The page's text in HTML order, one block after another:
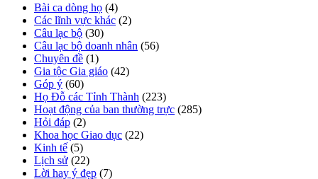
Bài ca dòng họ (4)
Các lĩnh vực khác (2)
Câu lạc bộ (30)
Câu lạc bộ doanh nhân (56)
Chuyên đề (1)
Gia tộc Gia giáo (42)
Góp ý (60)
Họ Đỗ các Tỉnh Thành (223)
Hoạt động của ban thường trực (285)
Hỏi đáp (2)
Khoa học Giao dục (22)
Kinh tế (5)
Lịch sử (22)
Lời hay ý đẹp (7)